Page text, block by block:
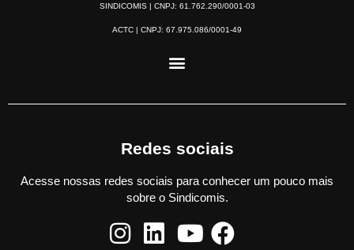
SINDICOMIS | CNPJ: 61.762.290/0001-03
ACTC | CNPJ: 67.975.086/0001-49
Redes sociais
Acesse nossas redes sociais para conhecer um pouco mais
sobre o Sindicomis.